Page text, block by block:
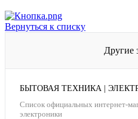
Вернуться к списку
Другие
БЫТОВАЯ ТЕХНИКА |
Список официальных интернет-
электроники